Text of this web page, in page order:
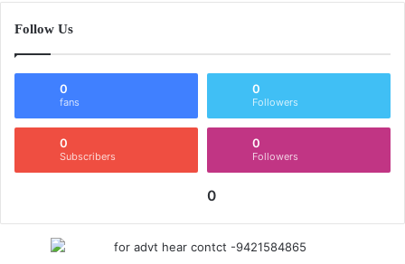
Follow Us
0
fans
0
Followers
0
Subscribers
0
Followers
0